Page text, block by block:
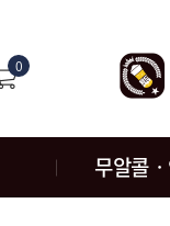
0
무알콜